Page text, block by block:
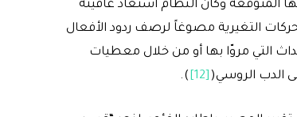
المتوقعة وكأن النظام استعاد عافيته
التغيرية مصوغاً لرصف ردود الأفعال
التي مروّا بها أو من خلال معطيات
الدب الروسي( [12]
).